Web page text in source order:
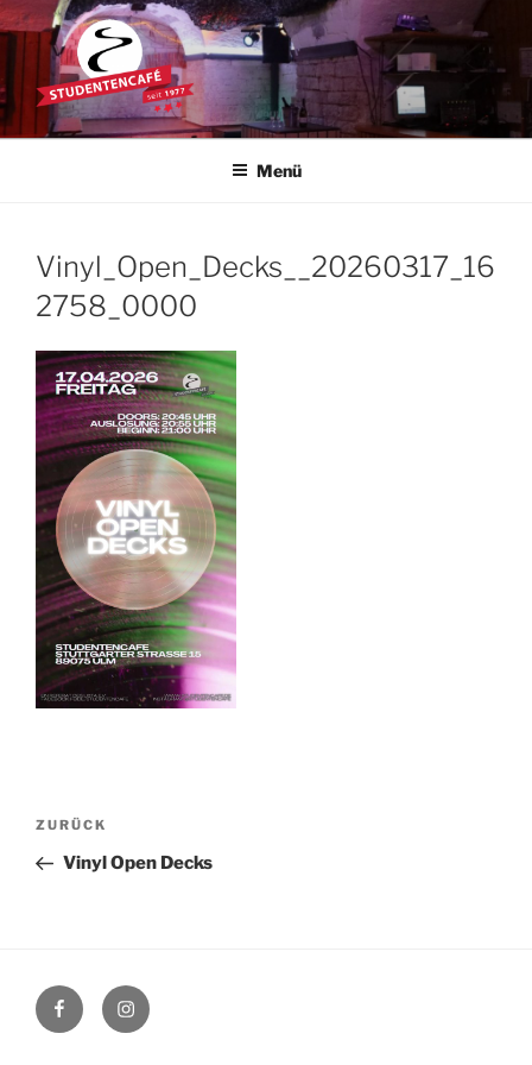
Zum
Inhalt
springen
STUDENTENCAFÉ
Die Kultkneipe in Ulm seit 1977
Menü
Vinyl_Open_Decks__20260317_16
2758_0000
Beitragsnavigation
Vorheriger
Beitrag
ZURÜCK
Vinyl Open Decks
FacebookInstagram